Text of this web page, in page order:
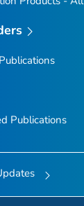
Publications